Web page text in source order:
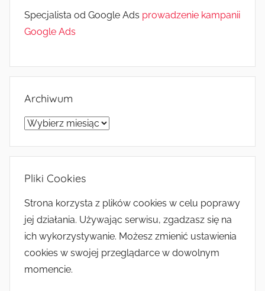
Specjalista od Google Ads prowadzenie kampanii
Google Ads
Archiwum
Archiwum
Pliki Cookies
Strona korzysta z plików cookies w celu poprawy
jej działania. Używając serwisu, zgadzasz się na
ich wykorzystywanie. Możesz zmienić ustawienia
cookies w swojej przeglądarce w dowolnym
momencie.